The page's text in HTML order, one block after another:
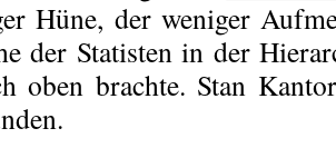
Hüne, der weniger
der Statisten in der
oben brachte. Stan